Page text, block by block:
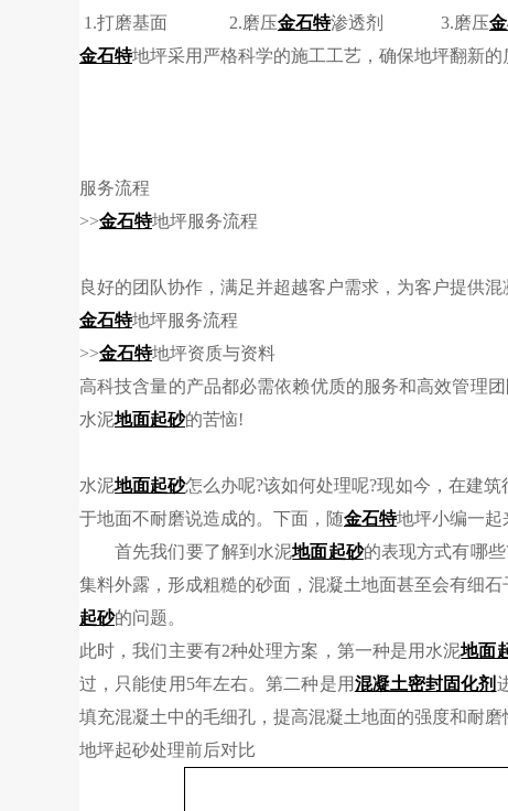
1.打磨基面 2.磨压金石特渗透剂 3.磨压
金石特地坪采用严格科学的施工工艺，确保地坪翻新
服务流程
>>金石特地坪服务流程
良好的团队协作，满足并超越客户需求，为客户提供
金石特地坪服务流程
>>金石特地坪资质与资料
高科技含量的产品都必需依赖优质的服务和高效管理
水泥地面起砂的苦恼!
水泥地面起砂怎么办呢?该如何处理呢?现如今，在建
于地面不耐磨说造成的。下面，随金石特地坪小编一起
首先我们要了解到水泥地面起砂的表现方式有哪
集料外露，形成粗糙的砂面，混凝土地面甚至会有细石
起砂的问题。
此时，我们主要有2种处理方案，第一种是用水泥地面
过，只能使用5年左右。第二种是用混凝土密封固化剂
填充混凝土中的毛细孔，提高混凝土地面的强度和耐
地坪起砂处理前后对比